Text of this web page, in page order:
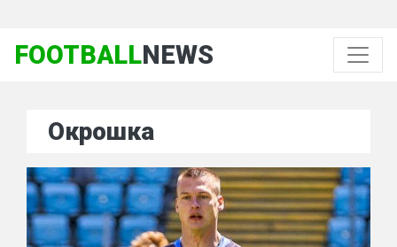
FOOTBALLNEWS
Окрошка